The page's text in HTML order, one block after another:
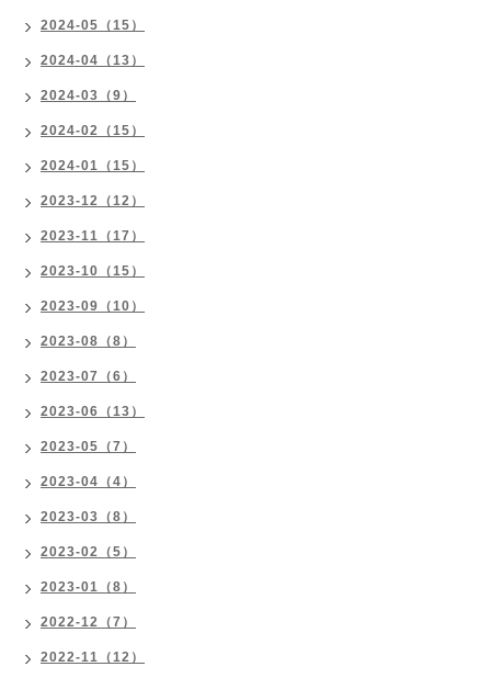
2024-05（15）
2024-04（13）
2024-03（9）
2024-02（15）
2024-01（15）
2023-12（12）
2023-11（17）
2023-10（15）
2023-09（10）
2023-08（8）
2023-07（6）
2023-06（13）
2023-05（7）
2023-04（4）
2023-03（8）
2023-02（5）
2023-01（8）
2022-12（7）
2022-11（12）